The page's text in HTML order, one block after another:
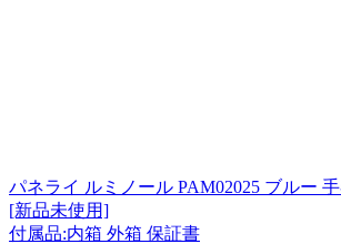
パネライ ルミノール PAM02025 ブルー
[新品未使用]
付属品:内箱 外箱 保証書